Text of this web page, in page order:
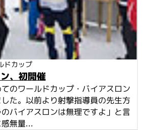
ドカップ
、初開催
のワールドカップ・バイアスロン
た。以前より射撃指導員の先生方
バイアスロンは無理ですよ」と言
無量...